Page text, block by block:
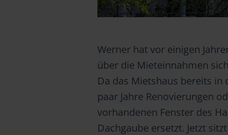
Werner hat vor einigen
über die Mieteinnahmen
Da das Mietshaus bereits
paar Jahre Renovierungen
vorhandenen Fenster des
Dachgaube ersetzt. Jetzt